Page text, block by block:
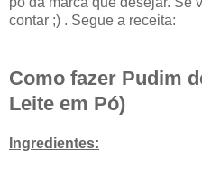
contar ;) . Segue a receita:
Como fazer Pudim
Leite em Pó)
Ingredientes: